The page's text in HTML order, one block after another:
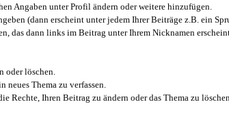
Angaben unter Profil ändern oder weitere hinzufügen.
(dann erscheint unter jedem Ihrer Beiträge z.B. ein
das dann links im Beitrag unter Ihrem Nicknamen
oder löschen.
Thema zu verfassen.
Rechte, Ihren Beitrag zu ändern oder das Thema zu löschen.